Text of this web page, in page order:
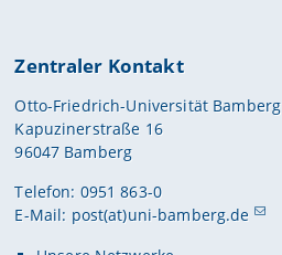
Zentraler Kontakt
Otto-Friedrich-Universität Bamberg
Kapuzinerstraße 16
96047 Bamberg
Telefon: 0951 863-0
E-Mail: post(at)uni-bamberg.de